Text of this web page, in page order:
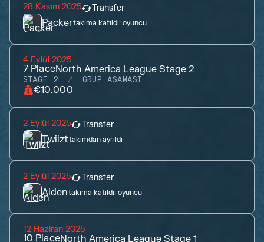
28 Kasım 2025 Transfer
Packertakıma katıldı:oyuncu
4 Eylül 2025
7 PlaceNorth America League Stage 2
STAGE 2 GRUP AŞAMASI
€10.000
2 Eylül 2025 Transfer
Twiizttakımdan ayrıldı
2 Eylül 2025 Transfer
Aidentakıma katıldı:oyuncu
12 Haziran 2025
10 PlaceNorth America League Stage 1